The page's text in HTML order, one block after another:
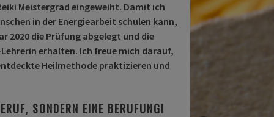
Meistergrad eingeweiht. Damit ich
in der Energiearbeit schulen kann,
2020 die Prüfung abgelegt und die
erhalten. Ich freue mich darauf,
Heilmethode praktizieren und
SONDERN EINE BERUFUNG!